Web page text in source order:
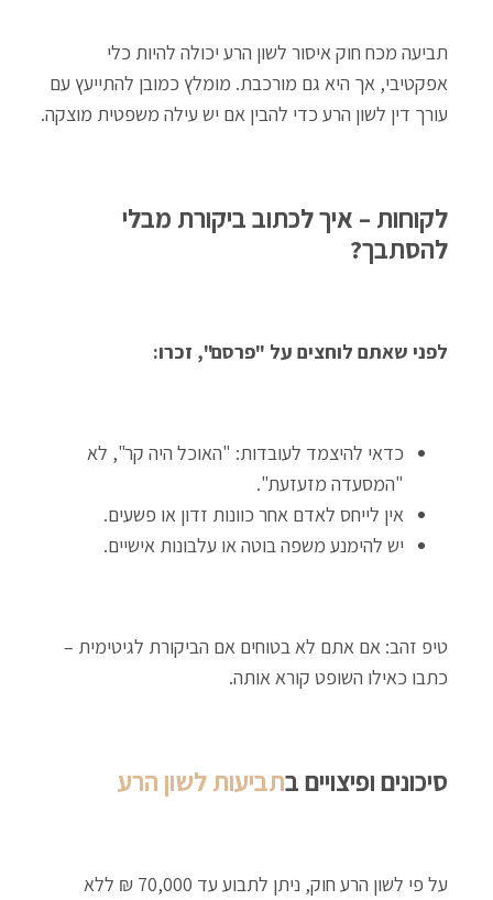
תביעה מכח חוק איסור לשון הרע יכולה להיות כלי
אפקטיבי, אך היא גם מורכבת. מומלץ כמובן להתייעץ עם
עורך דין לשון הרע כדי להבין אם יש עילה משפטית מוצקה.
לקוחות – איך לכתוב ביקורת מבלי
להסתבך?
לפני שאתם לוחצים על "פרסם", זכרו:
כדאי להיצמד לעובדות: "האוכל היה קר", לא
"המסעדה מזעזעת".
אין לייחס לאדם אחר כוונות זדון או פשעים.
יש להימנע משפה בוטה או עלבונות אישיים.
טיפ זהב: אם אתם לא בטוחים אם הביקורת לגיטימית –
כתבו כאילו השופט קורא אותה.
סיכונים ופיצויים בתביעות לשון הרע
על פי לשון הרע חוק, ניתן לתבוע עד 70,000 ₪ ללא